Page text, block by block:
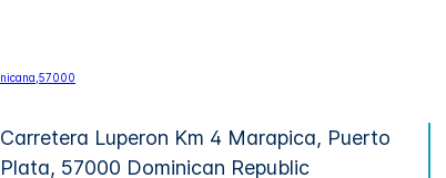
Carretera Luperon Km 4 Marapica, Puerto
Plata, 57000 Dominican Republic